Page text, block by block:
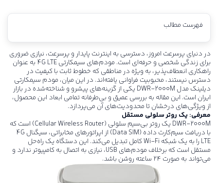
فهرست مطالب
در دنیای پرسرعت امروز، دسترسی به اینترنت پایدار و پرسرعت، نیازی ضروری
برای زندگی شخصی و حرفه‌ای است. مودم‌های سیمکارتی 4G LTE به عنوان
راهکاری انعطاف‌پذیر، به ویژه در مناطقی که خطوط ثابت با کیفیت در
دسترس نیستند، محبوبیت فراوانی یافته‌اند. در این میان، مودم سیمکارتی
دیلینک مدل DWR-2000M یکی از گزینه‌های پیشرو و شناخته‌شده در بازار
ایران است. این مقاله به بررسی عمیق و بی‌طرفانه تمامی ابعاد این محصول،
از ویژگی‌های درخشان تا محدودیت‌های آن می‌پردازد.
معرفی: یک روتر سلولی مستقل
DWR-2000M
یک روتر بی‌سیم سلولی (Cellular Wireless Router) است که
با دریافت سیم‌کارت داده (Data SIM) از اپراتورهای مخابراتی، سیگنال 4G
LTE را به یک شبکه Wi-Fi کامل تبدیل می‌کند. این دستگاه یک راه‌حل
مستقل است که برخلاف مودم‌های USB، نیازی به اتصال به کامپیوتر ندارد و
می‌تواند به صورت ۲۴ ساعته روشن باشد.